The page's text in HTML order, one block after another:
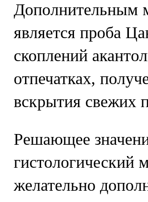
Дополнительным
является проба
скоплений
отпечатках,
вскрытия свежих
Решающее
гистологический
желательно